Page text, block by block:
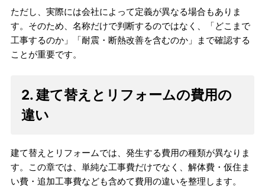
ただし、実際には会社によって定義が異なる場合もありま
す。そのため、名称だけで判断するのではなく、「どこまで
工事するのか」「耐震・断熱改善を含むのか」まで確認する
ことが重要です。
2. 建て替えとリフォームの費用の
違い
建て替えとリフォームでは、発生する費用の種類が異なりま
す。この章では、単純な工事費だけでなく、解体費・仮住ま
い費・追加工事費なども含めて費用の違いを整理します。